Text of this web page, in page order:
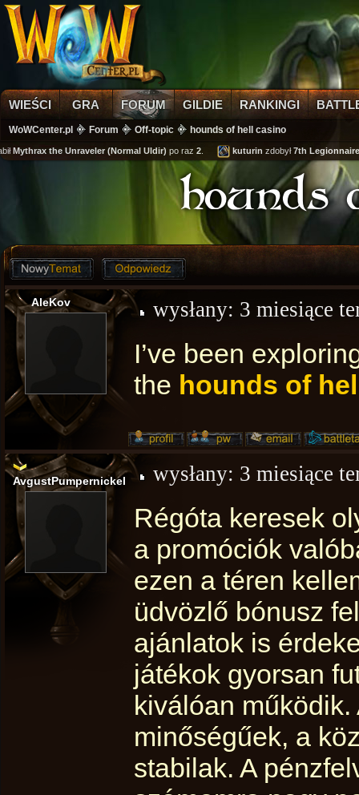
WIEŚCI GRA FORUM GILDIE RANKINGI
WoWCenter.pl Forum Off-topic hounds of hell casino
Mythrax the Unraveler (Normal Uldir)po raz2. kuturinzdobył7th Legionnaire's
hounds
AleKov wysłany: 3 miesiące
I’ve been
the hounds of
AvgustPumpernickel wysłany: 3 miesiące
Régóta keresek
a promóciók
ezen a téren
üdvözlő bónusz
ajánlatok is
játékok gyorsan
kiválóan
minőségűek, a
stabilak. A